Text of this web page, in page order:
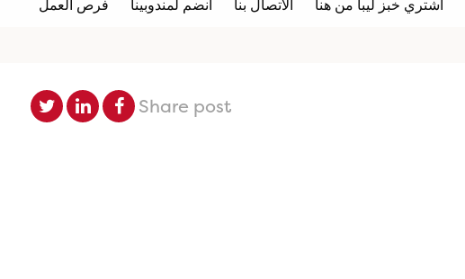
اشتري خبز ليبا من هنا الاتصال بنا انضم لمندوبينا فرص العمل
Share post